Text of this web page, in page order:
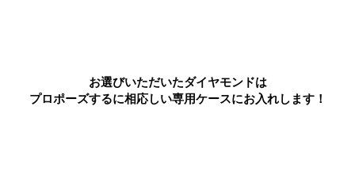
お選びいただいたダイヤモンドは
プロポーズするに相応しい専用ケースにお入れします！